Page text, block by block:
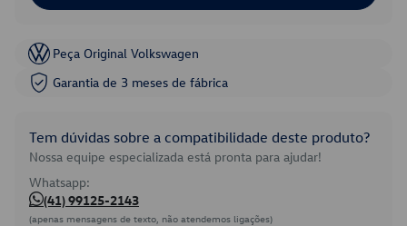
Peça Original Volkswagen
Garantia de 3 meses de fábrica
Tem dúvidas sobre a compatibilidade deste produto?
Nossa equipe especializada está pronta para ajudar!
Whatsapp:
(41) 99125-2143
(apenas mensagens de texto, não atendemos ligações)